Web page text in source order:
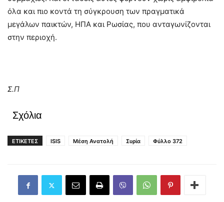
όλα και πιο κοντά τη σύγκρουση των πραγματικά
μεγάλων παικτών, ΗΠΑ και Ρωσίας, που ανταγωνίζονται
στην περιοχή.
Σ.Π
Σχόλια
ΕΤΙΚΕΤΕΣ ISIS Μέση Ανατολή Συρία Φύλλο 372